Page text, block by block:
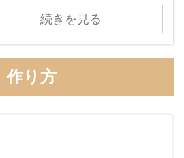
続きを見る
作り方